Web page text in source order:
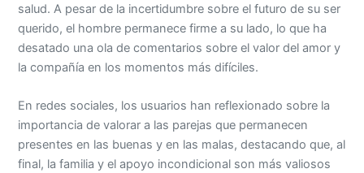
salud. A pesar de la incertidumbre sobre el futuro de su ser
querido, el hombre permanece firme a su lado, lo que ha
desatado una ola de comentarios sobre el valor del amor y
la compañía en los momentos más difíciles.
En redes sociales, los usuarios han reflexionado sobre la
importancia de valorar a las parejas que permanecen
presentes en las buenas y en las malas, destacando que, al
final, la familia y el apoyo incondicional son más valiosos